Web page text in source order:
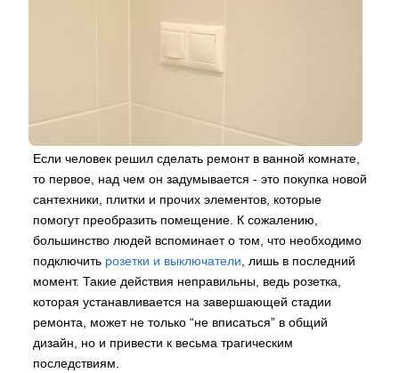
Если человек решил сделать ремонт в ванной комнате,
то первое, над чем он задумывается - это покупка новой
сантехники, плитки и прочих элементов, которые
помогут преобразить помещение. К сожалению,
большинство людей вспоминает о том, что необходимо
подключить розетки и выключатели , лишь в последний
момент. Такие действия неправильны, ведь розетка,
которая устанавливается на завершающей стадии
ремонта, может не только “не вписаться” в общий
дизайн, но и привести к весьма трагическим
последствиям.